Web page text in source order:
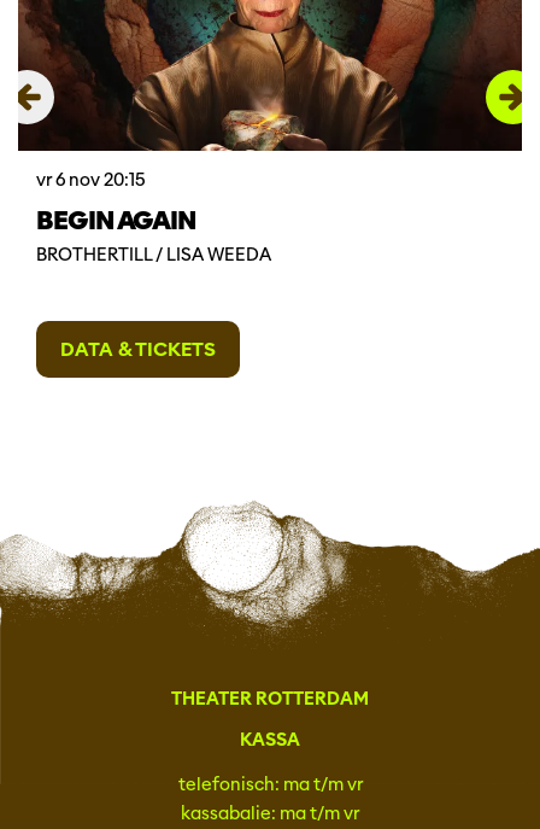
BEGIN AGAIN
BROTHERTILL / LISA WEEDA
vr 6 nov20:15
DATA & TICKETS
THEATER ROTTERDAM
KASSA
telefonisch: ma t/m vr
kassabalie: ma t/m vr